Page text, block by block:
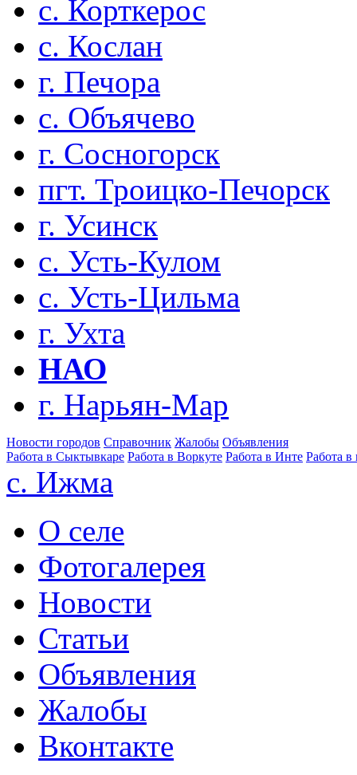
с. Корткерос
с. Кослан
г. Печора
с. Объячево
г. Сосногорск
пгт. Троицко-Печорск
г. Усинск
с. Усть-Кулом
с. Усть-Цильма
г. Ухта
НАО
г. Нарьян-Мар
Новости городов Справочник Жалобы Объявления
Работа в Сыктывкаре Работа в Воркуте Работа в Инте Работа в
с. Ижма
О селе
Фотогалерея
Новости
Статьи
Объявления
Жалобы
Вконтакте